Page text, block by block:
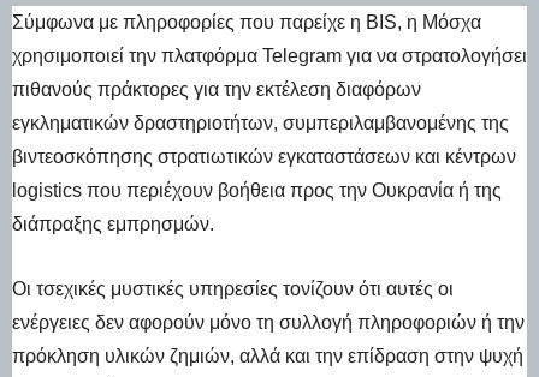
Σύμφωνα με πληροφορίες που παρείχε η BIS, η Μόσχα
χρησιμοποιεί την πλατφόρμα Telegram για να στρατολογήσει
πιθανούς πράκτορες για την εκτέλεση διαφόρων
εγκληματικών δραστηριοτήτων, συμπεριλαμβανομένης της
βιντεοσκόπησης στρατιωτικών εγκαταστάσεων και κέντρων
logistics που περιέχουν βοήθεια προς την Ουκρανία ή της
διάπραξης εμπρησμών.
Οι τσεχικές μυστικές υπηρεσίες τονίζουν ότι αυτές οι
ενέργειες δεν αφορούν μόνο τη συλλογή πληροφοριών ή την
πρόκληση υλικών ζημιών, αλλά και την επίδραση στην ψυχή